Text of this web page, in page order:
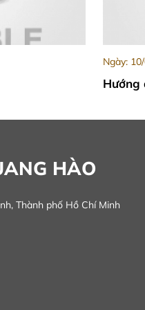
Ngày:
Hướng
HÀO
Thành phố Hồ Chí Minh